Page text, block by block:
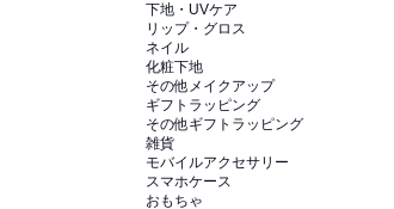
下地・UVケア
リップ・グロス
ネイル
化粧下地
その他メイクアップ
ギフトラッピング
その他ギフトラッピング
雑貨
モバイルアクセサリー
スマホケース
おもちゃ